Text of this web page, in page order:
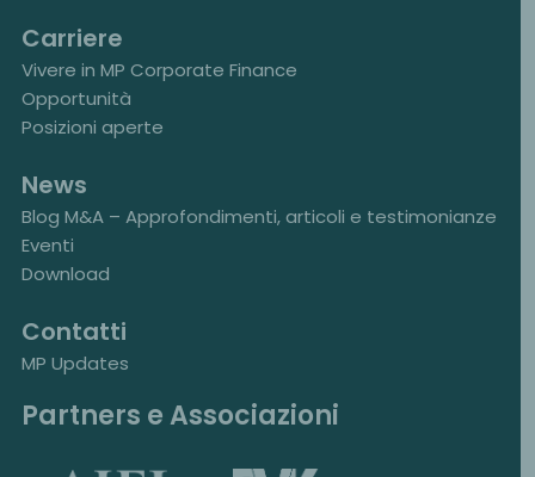
Carriere
Vivere in MP Corporate Finance
Opportunità
Posizioni aperte
News
Blog M&A – Approfondimenti, articoli e testimonianze
Eventi
Download
Contatti
MP Updates
Partners e Associazioni